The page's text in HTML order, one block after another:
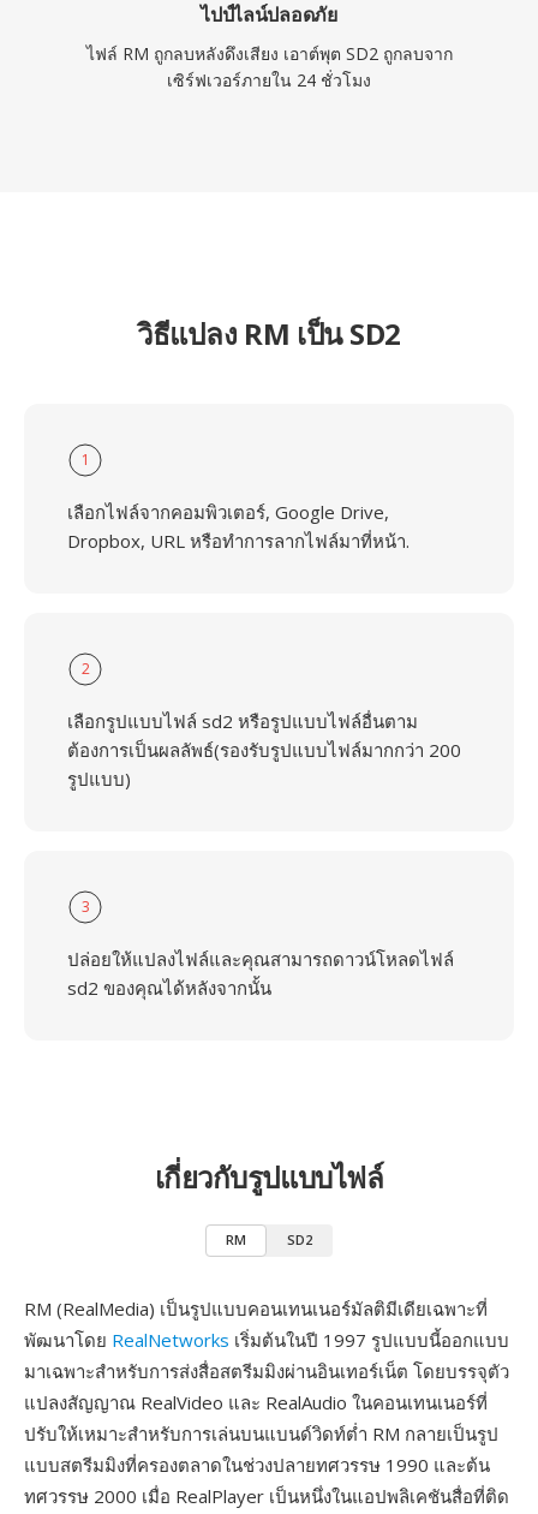
ไปป์ไลน์ปลอดภัย
ไฟล์ RM ถูกลบหลังดึงเสียง เอาต์พุต SD2 ถูกลบจาก
เซิร์ฟเวอร์ภายใน 24 ชั่วโมง
วิธีแปลง RM เป็น SD2
1
เลือกไฟล์จากคอมพิวเตอร์, Google Drive,
Dropbox, URL หรือทำการลากไฟล์มาที่หน้า.
2
เลือกรูปแบบไฟล์ sd2 หรือรูปแบบไฟล์อื่นตาม
ต้องการเป็นผลลัพธ์(รองรับรูปแบบไฟล์มากกว่า 200
รูปแบบ)
3
ปล่อยให้แปลงไฟล์และคุณสามารถดาวน์โหลดไฟล์
sd2 ของคุณได้หลังจากนั้น
เกี่ยวกับรูปแบบไฟล์
RM SD2
RM (RealMedia) เป็นรูปแบบคอนเทนเนอร์มัลติมีเดียเฉพาะที่
พัฒนาโดย RealNetworks เริ่มต้นในปี 1997 รูปแบบนี้ออกแบบ
มาเฉพาะสำหรับการส่งสื่อสตรีมมิงผ่านอินเทอร์เน็ต โดยบรรจุตัว
แปลงสัญญาณ RealVideo และ RealAudio ในคอนเทนเนอร์ที่
ปรับให้เหมาะสำหรับการเล่นบนแบนด์วิดท์ต่ำ RM กลายเป็นรูป
แบบสตรีมมิงที่ครองตลาดในช่วงปลายทศวรรษ 1990 และต้น
ทศวรรษ 2000 เมื่อ RealPlayer เป็นหนึ่งในแอปพลิเคชันสื่อที่ติด